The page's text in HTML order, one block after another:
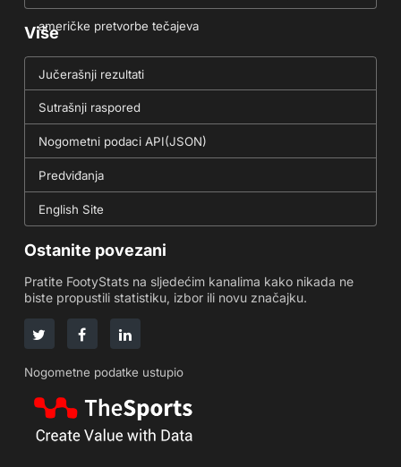
američke pretvorbe tečajeva
Više
Jučerašnji rezultati
Sutrašnji raspored
Nogometni podaci API(JSON)
Predviđanja
English Site
Ostanite povezani
Pratite FootyStats na sljedećim kanalima kako nikada ne
biste propustili statistiku, izbor ili novu značajku.
Nogometne podatke ustupio